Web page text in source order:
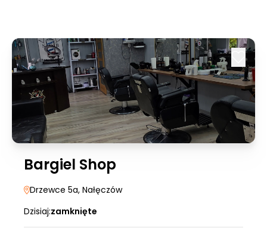
Bargiel Shop
Drzewce 5a, Nałęczów
Dzisiaj:zamknięte